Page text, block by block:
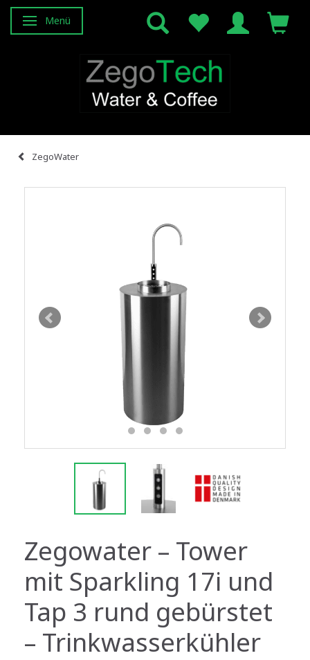
Anzeige ändern
Menü
ZegoWater
Zegowater – Tower
mit Sparkling 17i und
Tap 3 rund gebürstet
– Trinkwasserkühler